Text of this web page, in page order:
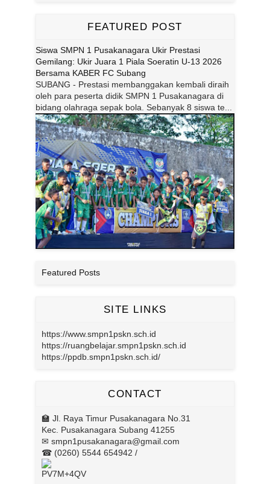
FEATURED POST
Siswa SMPN 1 Pusakanagara Ukir Prestasi
Gemilang: Ukir Juara 1 Piala Soeratin U-13 2026
Bersama KABER FC Subang
SUBANG - Prestasi membanggakan kembali diraih
oleh para peserta didik SMPN 1 Pusakanagara di
bidang olahraga sepak bola. Sebanyak 8 siswa te...
Featured Posts
SITE LINKS
https://www.smpn1pskn.sch.id
https://ruangbelajar.smpn1pskn.sch.id
https://ppdb.smpn1pskn.sch.id/
CONTACT
🏫 Jl. Raya Timur Pusakanagara No.31
Kec. Pusakanagara Subang 41255
✉ smpn1pusakanagara@gmail.com
☎ (0260) 5544 654942 /
PV7M+4QV